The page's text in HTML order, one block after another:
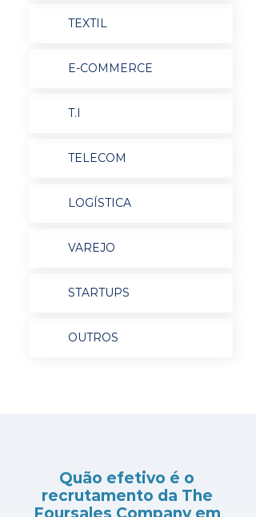
TEXTIL
E-COMMERCE
T.I
TELECOM
LOGÍSTICA
VAREJO
STARTUPS
OUTROS
Quão efetivo é o
recrutamento da The